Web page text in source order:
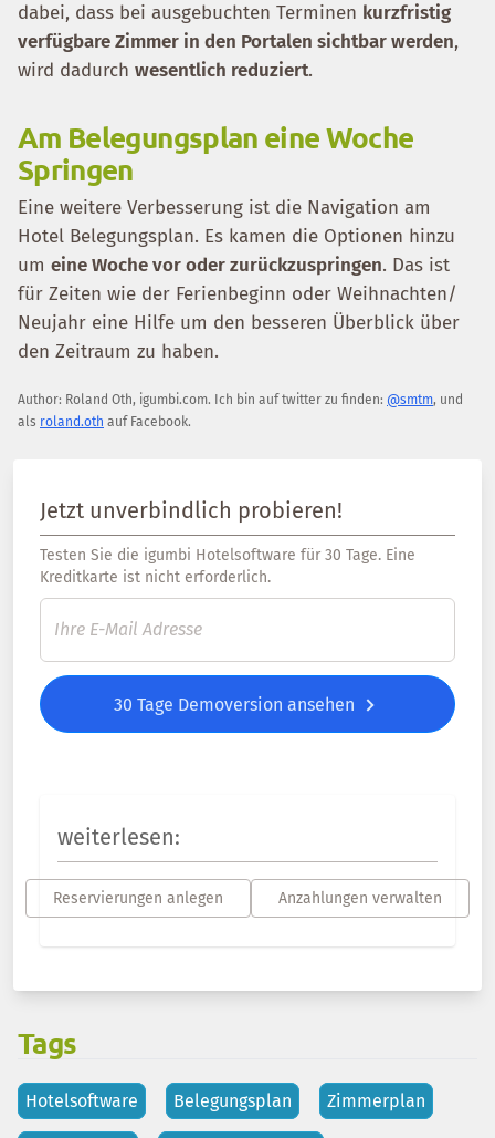
dabei, dass bei ausgebuchten Terminen kurzfristig
verfügbare Zimmer in den Portalen sichtbar werden,
wird dadurch wesentlich reduziert.
Am Belegungsplan eine Woche
Springen
Eine weitere Verbesserung ist die Navigation am
Hotel Belegungsplan. Es kamen die Optionen hinzu
um eine Woche vor oder zurückzuspringen. Das ist
für Zeiten wie der Ferienbeginn oder Weihnachten/
Neujahr eine Hilfe um den besseren Überblick über
den Zeitraum zu haben.
Author: Roland Oth, igumbi.com. Ich bin auf twitter zu finden: @smtm, und
als roland.oth auf Facebook.
Jetzt unverbindlich probieren!
Testen Sie die igumbi Hotelsoftware für 30 Tage. Eine
Kreditkarte ist nicht erforderlich.
30 Tage Demoversion ansehen
weiterlesen:
Reservierungen anlegen Anzahlungen verwalten
Tags
Hotelsoftware Belegungsplan Zimmerplan